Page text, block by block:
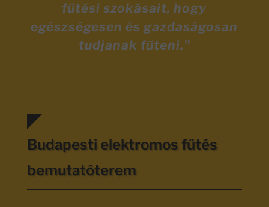
fűtési szokásait, hogy
egészségesen és gazdaságosan
tudjanak fűteni.”
Budapesti elektromos fűtés
bemutatóterem